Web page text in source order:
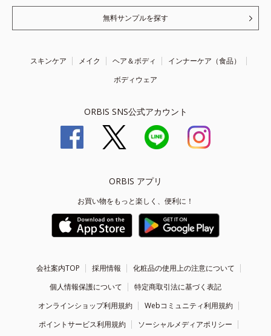
無料サンプルを探す
スキンケア メイク ヘア＆ボディ
インナーケア（食品）
ボディウェア
ORBIS SNS公式アカウント
ORBIS アプリ
お買い物をもっと楽しく、便利に！
会社案内TOP 採用情報
化粧品の使用上の注意について
個人情報保護について
特定商取引法に基づく表記
オンラインショップ利用規約
Webコミュニティ利用規約
ポイントサービス利用規約
ソーシャルメディアポリシー